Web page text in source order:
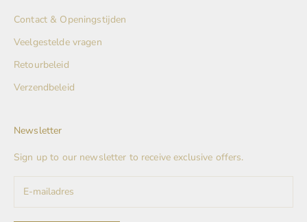
Contact & Openingstijden
Veelgestelde vragen
Retourbeleid
Verzendbeleid
Newsletter
Sign up to our newsletter to receive exclusive offers.